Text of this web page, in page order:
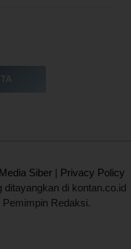
Siber
Privacy Policy
di kontan.co.id
Redaksi.